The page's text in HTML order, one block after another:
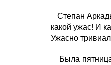
Степан
какой ужас! И
Ужасно
Была